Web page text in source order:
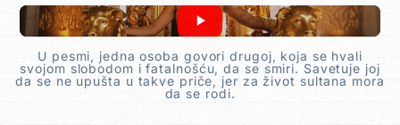
U pesmi, jedna osoba govori drugoj, koja se hvali
svojom slobodom i fatalnošću, da se smiri. Savetuje joj
da se ne upušta u takve priče, jer za život sultana mora
da se rodi.